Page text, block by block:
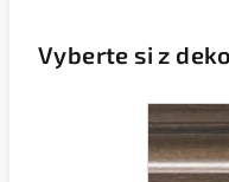
Vyberte si z